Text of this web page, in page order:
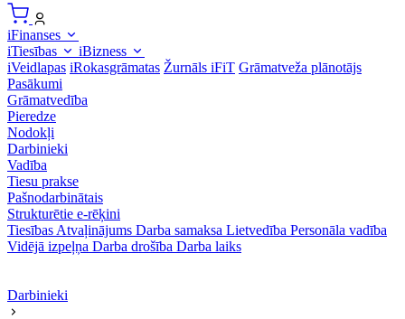
iFinanses
iTiesības
iBizness
iVeidlapas iRokasgrāmatas Žurnāls iFiT Grāmatveža plānotājs
Pasākumi
Grāmatvedība
Pieredze
Nodokļi
Darbinieki
Vadība
Tiesu prakse
Pašnodarbinātais
Strukturētie e-rēķini
Tiesības Atvaļinājums Darba samaksa Lietvedība Personāla vadība
Vidējā izpeļņa Darba drošība Darba laiks
Darbinieki